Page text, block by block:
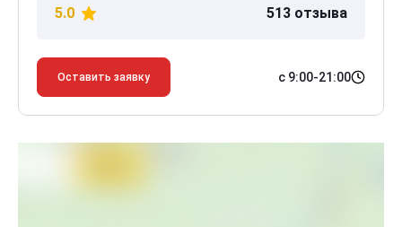
5.0 513 отзыва
Оставить заявку с 9:00-21:00